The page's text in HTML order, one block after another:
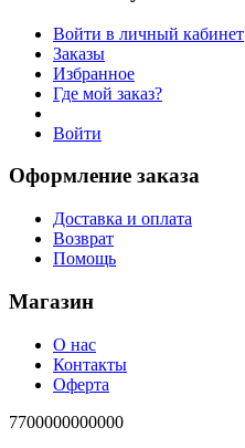
Войти в личный кабинет
Заказы
Избранное
Где мой заказ?
Войти
Оформление заказа
Доставка и оплата
Возврат
Помощь
Магазин
О нас
Контакты
Оферта
7700000000000